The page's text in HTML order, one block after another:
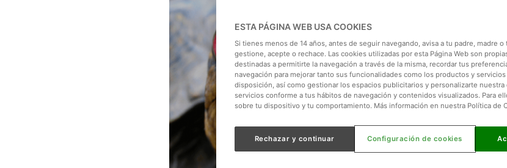
ESTA PÁGINA WEB USA COOKIES
Si tienes menos de 14 años, antes de seguir navegando, avisa a tu padre, madre o
gestione, acepte o rechace. Las cookies utilizadas por esta Página Web son
destinadas a permitirte la navegación a través de la misma, recordar tus
navegación para mejorar tanto sus funcionalidades como los productos y
disposición, así como gestionar los espacios publicitarios y personalizarte
servicios conforme a tus hábitos de navegación y contenidos visualizados. Para
sobre tu dispositivo y tu comportamiento. Más información en nuestra Política de
Rechazar y continuar Configuración de cookies